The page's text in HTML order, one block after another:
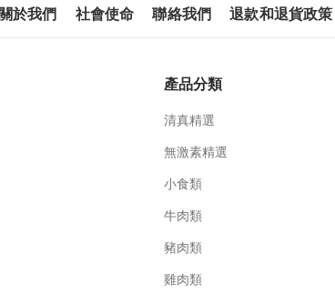
於我們 社會使命 聯絡我們 退款和退貨政策
產品分類
清真精選
無激素精選
小食類
牛肉類
豬肉類
雞肉類